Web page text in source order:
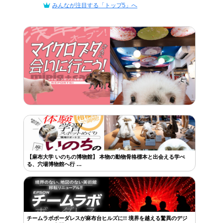
みんなが注目する「トップ5」へ
【麻布大学 いのちの博物館】 本物の動物骨格標本と出会える学べ
る、穴場博物館へ行 …
チームラボボーダレスが麻布台ヒルズに!! 境界を越える驚異のデジ